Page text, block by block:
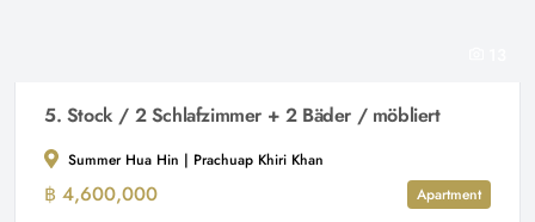
5. Stock / 2 Schlafzimmer + 2 Bäder / möbliert
Summer Hua Hin | Prachuap Khiri Khan
฿ 4,600,000
Apartment